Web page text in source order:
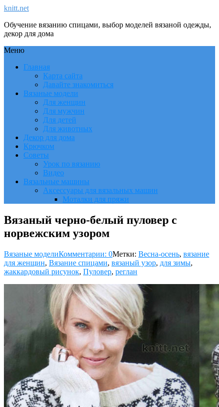
knitt.net
Обучение вязанию спицами, выбор моделей вязаной одежды,
декор для дома
Меню
Главная
Карта сайта
Давайте знакомиться
Вязаные модели
Для женщин
Для мужчин
Для детей
Для животных
Декор для дома
Крючком
Советы
Урок по вязанию
Видео
Вязальные машины
Аксессуары для вязальных машин
Моталки для пряжи
Вязаный черно-белый пуловер с
норвежским узором
Вязаные моделиКомментарии: 0Метки: Весна-осень, вязание
для женщин, Вязание спицами, вязаный узор, для зимы,
жаккардовый рисунок, Пуловер, реглан